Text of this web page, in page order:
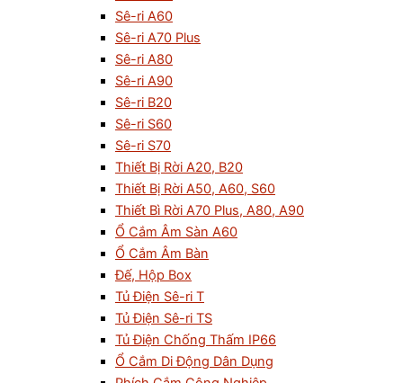
Sê-ri A60
Sê-ri A70 Plus
Sê-ri A80
Sê-ri A90
Sê-ri B20
Sê-ri S60
Sê-ri S70
Thiết Bị Rời A20, B20
Thiết Bị Rời A50, A60, S60
Thiết Bì Rời A70 Plus, A80, A90
Ổ Cắm Âm Sàn A60
Ổ Cắm Âm Bàn
Đế, Hộp Box
Tủ Điện Sê-ri T
Tủ Điện Sê-ri TS
Tủ Điện Chống Thấm IP66
Ổ Cắm Di Động Dân Dụng